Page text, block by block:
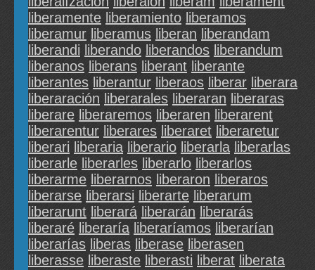
liberamente liberamiento liberamos
liberamur liberamus liberan liberandam
liberandi liberando liberandos liberandum
liberanos liberans liberant liberante
liberantes liberantur liberaos liberar liberara
liberaración liberarales liberaran liberaras
liberare liberaremos liberaren liberarent
liberarentur liberares liberaret liberaretur
liberari liberaria liberario liberarla liberarlas
liberarle liberarles liberarlo liberarlos
liberarme liberarnos liberaron liberaros
liberarse liberarsi liberarte liberarum
liberarunt liberará liberarán liberarás
liberaré liberaría liberaríamos liberarían
liberarías liberas liberase liberasen
liberasse liberaste liberasti liberat liberata